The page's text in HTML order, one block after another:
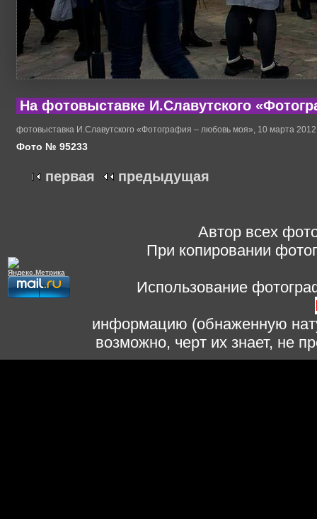
На фотовыставке И.Славутского
фотовыставка И.Славутского «Фотография – любовь моя», 10 марта
Фото № 95233
первая предыдущая
Автор всех
При копировании
Использование
информацию (обнаженную
возможно, черт их знает, не